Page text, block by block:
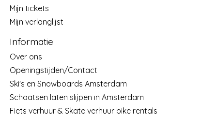
Mijn tickets
Mijn verlanglijst
Informatie
Over ons
Openingstijden/Contact
Ski's en Snowboards Amsterdam
Schaatsen laten slijpen in Amsterdam
Fiets verhuur & Skate verhuur bike rentals